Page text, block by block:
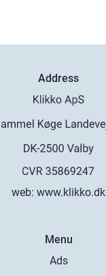
Address
web: www.klikko.dk
Menu
Ads